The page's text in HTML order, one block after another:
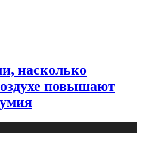
насколько
повышают